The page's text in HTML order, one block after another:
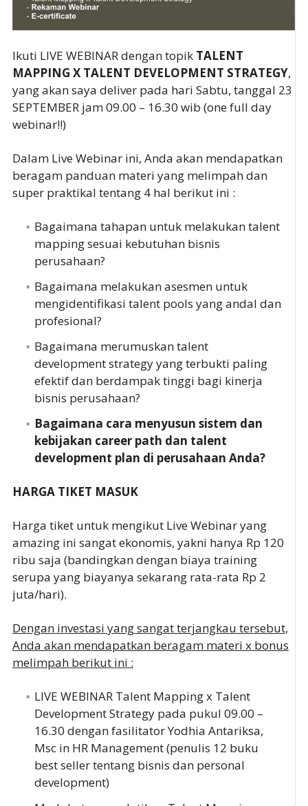
Ikuti LIVE WEBINAR dengan topik TALENT
MAPPING X TALENT DEVELOPMENT STRATEGY,
yang akan saya deliver pada hari Sabtu, tanggal 23
SEPTEMBER jam 09.00 – 16.30 wib (one full day
webinar!!)
Dalam Live Webinar ini, Anda akan mendapatkan
beragam panduan materi yang melimpah dan
super praktikal tentang 4 hal berikut ini :
Bagaimana tahapan untuk melakukan talent
mapping sesuai kebutuhan bisnis
perusahaan?
Bagaimana melakukan asesmen untuk
mengidentifikasi talent pools yang andal dan
profesional?
Bagaimana merumuskan talent
development strategy yang terbukti paling
efektif dan berdampak tinggi bagi kinerja
bisnis perusahaan?
Bagaimana cara menyusun sistem dan
kebijakan career path dan talent
development plan di perusahaan Anda?
HARGA TIKET MASUK
Harga tiket untuk mengikut Live Webinar yang
amazing ini sangat ekonomis, yakni hanya Rp 120
ribu saja (bandingkan dengan biaya training
serupa yang biayanya sekarang rata-rata Rp 2
juta/hari).
Dengan investasi yang sangat terjangkau tersebut,
Anda akan mendapatkan beragam materi x bonus
melimpah berikut ini :
LIVE WEBINAR Talent Mapping x Talent
Development Strategy pada pukul 09.00 –
16.30 dengan fasilitator Yodhia Antariksa,
Msc in HR Management (penulis 12 buku
best seller tentang bisnis dan personal
development)